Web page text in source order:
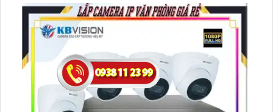
camera này mang lại hình ảnh chất lượng cao, rõ
nét và chi tiết. Với giá rẻ nhưng không đánh đổi chất
lượng, bộ camera HD quan sát qua mạng tiết kiệm
chi phí đáng kể cho người dùng.
Bộ camera này cũng tương thích với nhiều dịch vụ
trực tuyến, cho phép người dùng theo dõi và kiểm
soát từ xa qua mạng internet.